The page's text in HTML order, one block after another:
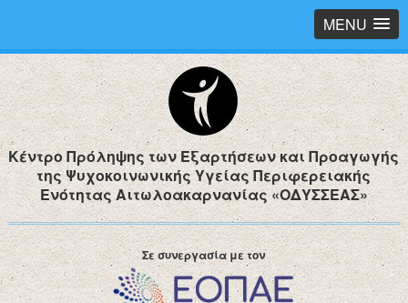
MENU
Κέντρο Πρόληψης των Εξαρτήσεων και Προαγωγής
της Ψυχοκοινωνικής Υγείας Περιφερειακής
Ενότητας Αιτωλοακαρνανίας «ΟΔΥΣΣΕΑΣ»
Σε συνεργασία με τον